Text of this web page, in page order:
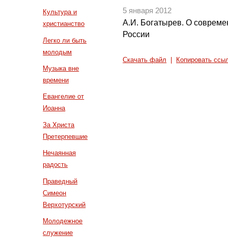
Культура и
христианство
Легко ли быть
молодым
Музыка вне
времени
Евангелие от
Иоанна
За Христа
Претерпевшие
Нечаянная
радость
Праведный
Симеон
Верхотурский
Молодежное
служение
5 января 2012
А.И. Богатырев. О
России
Скачать файл Копировать